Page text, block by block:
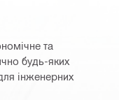
та
будь-яких
інженерних